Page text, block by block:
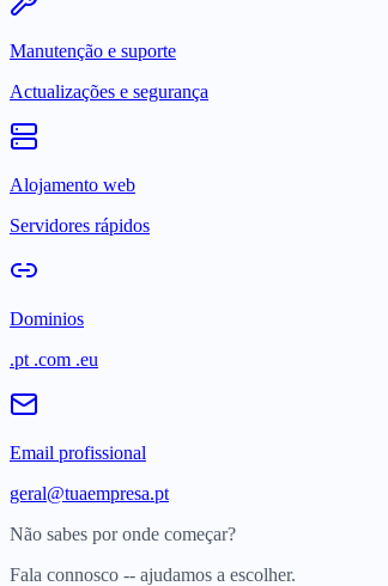
Manutenção e suporte
Actualizações e segurança
Alojamento web
Servidores rápidos
Dominios
.pt .com .eu
Email profissional
geral@tuaempresa.pt
Não sabes por onde começar?
Fala connosco -- ajudamos a escolher.